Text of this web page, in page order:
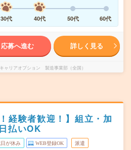
30代 40代 50代 60代
応募へ進む 詳しく見る
ャリアオプション 製造事業部（全国）
経験者歓迎！】組立・加
払いOK
が休み WEB登録OK 派遣